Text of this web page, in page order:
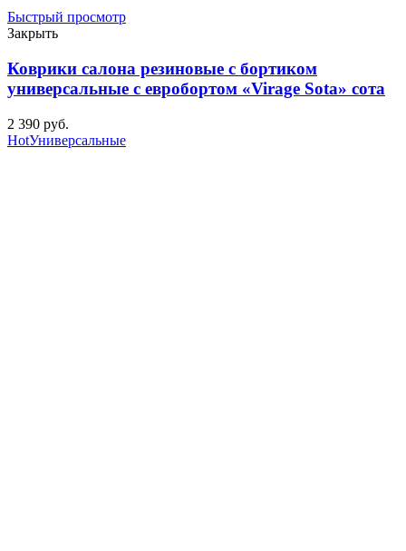
Быстрый просмотр
Закрыть
Коврики салона резиновые с бортиком
универсальные с евробортом «Virage Sota» сота
2 390 руб.
HotУниверсальные